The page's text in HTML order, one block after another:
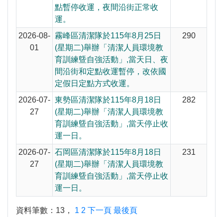
點暫停收運，夜間沿街正常收
運。
2026-08-
01
霧峰區清潔隊於115年8月25日
(星期二)舉辦「清潔人員環境教
育訓練曁自強活動」,當天日、夜
間沿街和定點收運暫停，改依國
定假日定點方式收運。
290
2026-07-
27
東勢區清潔隊於115年8月18日
(星期二)舉辦「清潔人員環境教
育訓練曁自強活動」,當天停止收
運一日。
282
2026-07-
27
石岡區清潔隊於115年8月18日
(星期二)舉辦「清潔人員環境教
育訓練曁自強活動」,當天停止收
運一日。
231
資料筆數： 13 ， 1 2 下一頁 最後頁